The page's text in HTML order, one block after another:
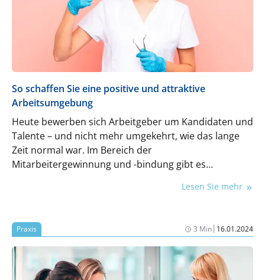
So schaffen Sie eine positive und attraktive
Arbeitsumgebung
Heute bewerben sich Arbeitgeber um Kandidaten und
Talente – und nicht mehr umgekehrt, wie das lange
Zeit normal war. Im Bereich der
Mitarbeitergewinnung und -bindung gibt es
Ihre Praxis als attraktiven Arbeitgeber zuLesen Sie mehr
Praxis 3 Min| 16.01.2024